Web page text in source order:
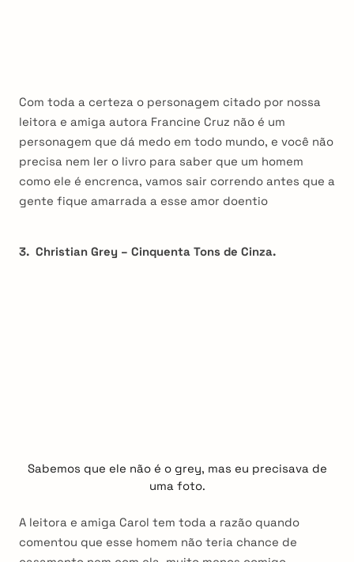
Com toda a certeza o personagem citado por nossa
leitora e amiga autora Francine Cruz não é um
personagem que dá medo em todo mundo, e você não
precisa nem ler o livro para saber que um homem
como ele é encrenca, vamos sair correndo antes que a
gente fique amarrada a esse amor doentio
3. Christian Grey – Cinquenta Tons de Cinza.
Sabemos que ele não é o grey, mas eu precisava de
uma foto.
A leitora e amiga Carol tem toda a razão quando
comentou que esse homem não teria chance de